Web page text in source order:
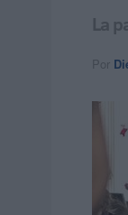
La
Por